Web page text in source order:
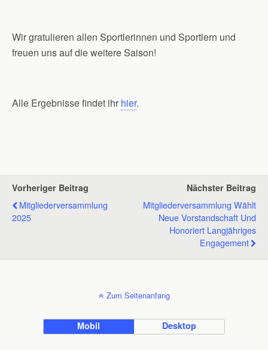
Wir gratulieren allen Sportlerinnen und Sportlern und
freuen uns auf die weitere Saison!
Alle Ergebnisse findet ihr hier.
Vorheriger Beitrag
Mitgliederversammlung
2025
Nächster Beitrag
Mitgliederversammlung Wählt
Neue Vorstandschaft Und
Honoriert Langjähriges
Engagement
Zum Seitenanfang
Mobil Desktop